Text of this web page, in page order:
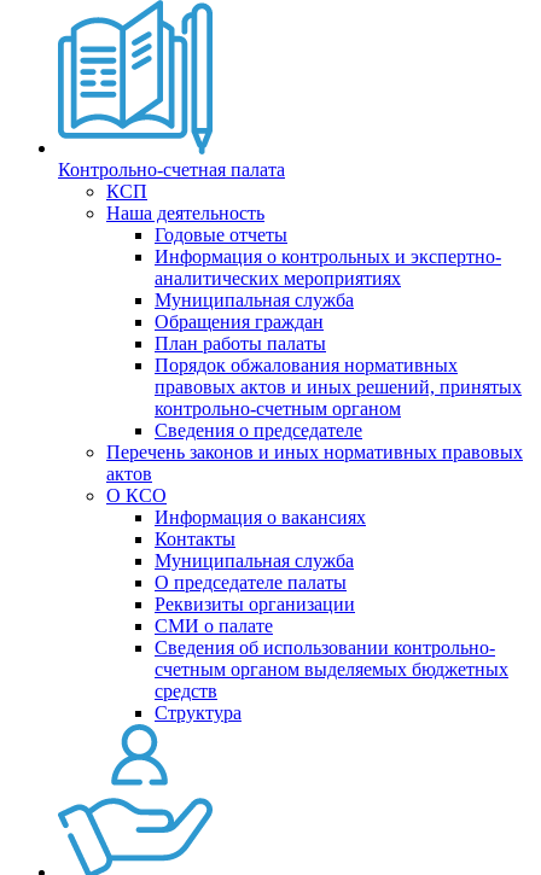
Контрольно-счетная палата
КСП
Наша деятельность
Годовые отчеты
Информация о контрольных и экспертно-
аналитических мероприятиях
Муниципальная служба
Обращения граждан
План работы палаты
Порядок обжалования нормативных
правовых актов и иных решений, принятых
контрольно-счетным органом
Сведения о председателе
Перечень законов и иных нормативных правовых
актов
О КСО
Информация о вакансиях
Контакты
Муниципальная служба
О председателе палаты
Реквизиты организации
СМИ о палате
Сведения об использовании контрольно-
счетным органом выделяемых бюджетных
средств
Структура